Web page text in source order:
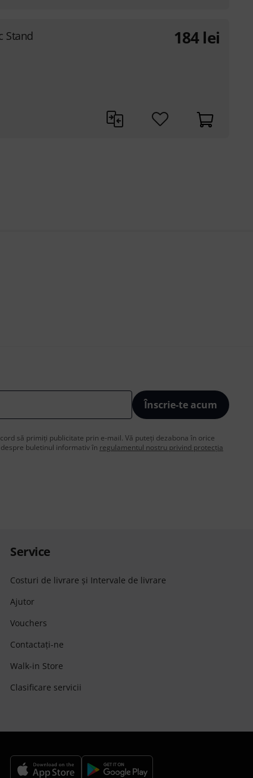
Stand 184 lei
Înscrie-te acum
să primiți publicitate prin e-mail. Vă puteți dezabona în orice
buletinul informativ în regulamentul nostru privind protecția
Service
Costuri de livrare şi Intervale de livrare
Ajutor
Vouchers
Contactaţi-ne
Walk-in Store
Clasificare servicii